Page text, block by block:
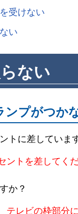
受けない
い
ない
ンプがつか
トに差していま
トを差してくだ
か？
テレビの枠部分